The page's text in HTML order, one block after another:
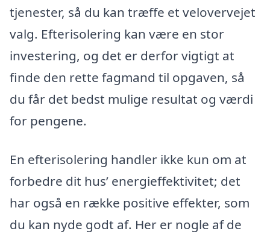
tjenester, så du kan træffe et velovervejet
valg. Efterisolering kan være en stor
investering, og det er derfor vigtigt at
finde den rette fagmand til opgaven, så
du får det bedst mulige resultat og værdi
for pengene.
En efterisolering handler ikke kun om at
forbedre dit hus’ energieffektivitet; det
har også en række positive effekter, som
du kan nyde godt af. Her er nogle af de